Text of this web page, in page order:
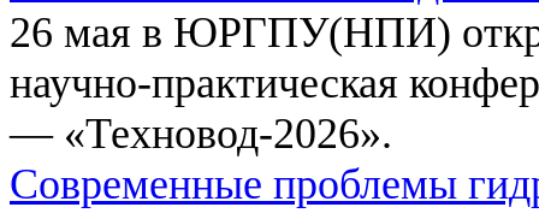
26 мая в ЮРГПУ(НПИ)
научно-практическая
— «Техновод-2026».
Современные проблемы